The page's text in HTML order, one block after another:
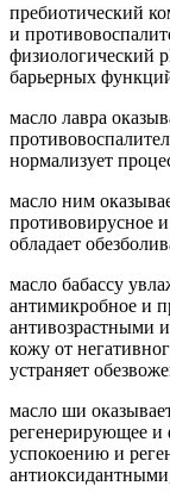
пребиотический
и
физиологический
барьерных
масло лавра
нормализует
масло ним
противовирусное
обладает
масло бабассу
антимикробное и
антивозрастными
кожу от
устраняет
масло ши
регенерирующее и
успокоению и